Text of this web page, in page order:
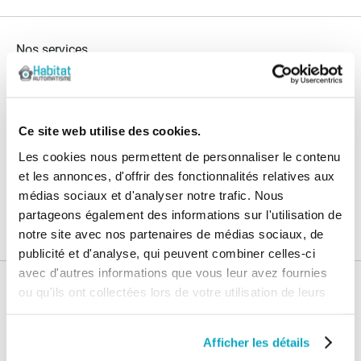
Ce site web utilise des cookies.
Les cookies nous permettent de personnaliser le contenu
et les annonces, d'offrir des fonctionnalités relatives aux
médias sociaux et d'analyser notre trafic. Nous
partageons également des informations sur l'utilisation de
notre site avec nos partenaires de médias sociaux, de
publicité et d'analyse, qui peuvent combiner celles-ci
avec d'autres informations que vous leur avez fournies
ou qu'ils ont collectées lors de votre utilisation de leurs
Afficher les détails
Nos services
Paiement
Livraison
24/72H
Garanties
Nos conseils
FAQ